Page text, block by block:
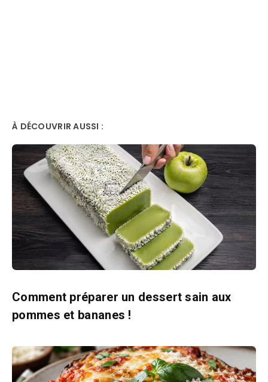
À DÉCOUVRIR AUSSI :
Comment préparer un dessert sain aux
pommes et bananes !